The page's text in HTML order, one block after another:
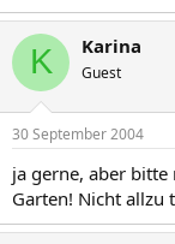
K Karina
Guest
30 September 2004
ja gerne, aber bitte
Garten! Nicht allzu